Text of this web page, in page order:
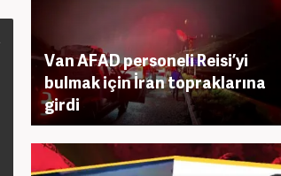
Van AFAD personeli Reisi’yi
bulmak için İran topraklarına
girdi